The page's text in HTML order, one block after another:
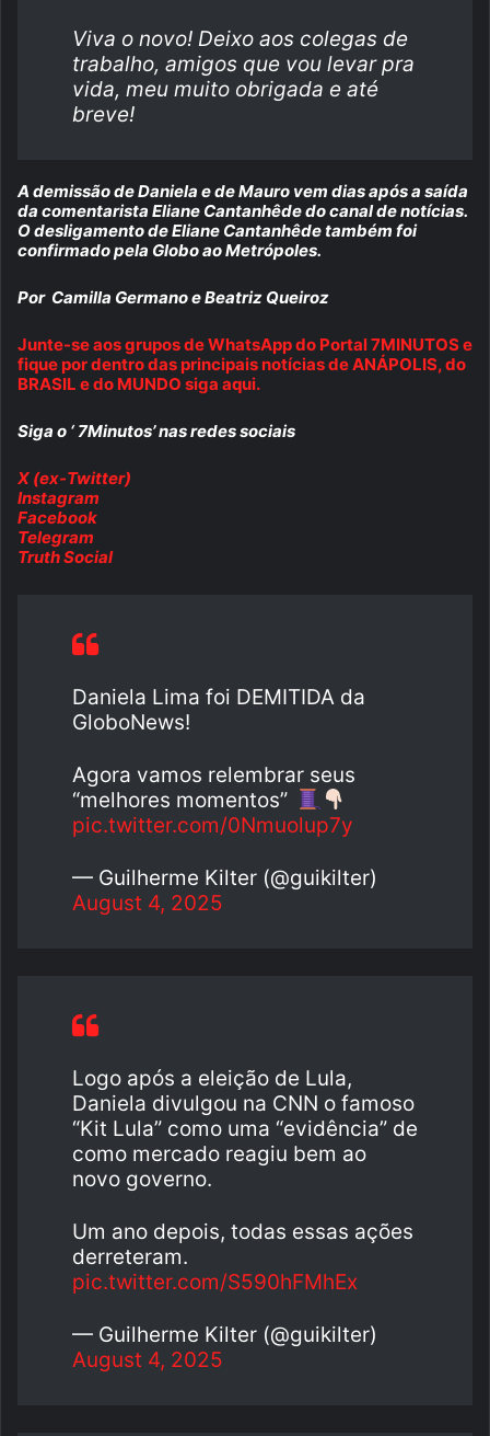
Viva o novo! Deixo aos colegas de
trabalho, amigos que vou levar pra
vida, meu muito obrigada e até
breve!
A demissão de Daniela e de Mauro vem dias após a saída
da comentarista Eliane Cantanhêde do canal de notícias.
O desligamento de Eliane Cantanhêde também foi
confirmado pela Globo ao Metrópoles.
Por Camilla Germano e Beatriz Queiroz
Junte-se aos grupos de WhatsApp do Portal 7MINUTOS e
fique por dentro das principais notícias de ANÁPOLIS, do
BRASIL e do MUNDO siga aqui.
Siga o ‘ 7Minutos’ nas redes sociais
X (ex-Twitter)
Instagram
Facebook
Telegram
Truth Social
Daniela Lima foi DEMITIDA da
GloboNews!
Agora vamos relembrar seus
“melhores momentos”
pic.twitter.com/0Nmuolup7y
— Guilherme Kilter (@guikilter)
August 4, 2025
Logo após a eleição de Lula,
Daniela divulgou na CNN o famoso
“Kit Lula” como uma “evidência” de
como mercado reagiu bem ao
novo governo.
Um ano depois, todas essas ações
derreteram.
pic.twitter.com/S590hFMhEx
— Guilherme Kilter (@guikilter)
August 4, 2025